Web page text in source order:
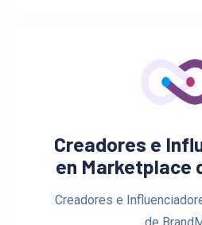
Creadores e
en Marketplace
Creadores e